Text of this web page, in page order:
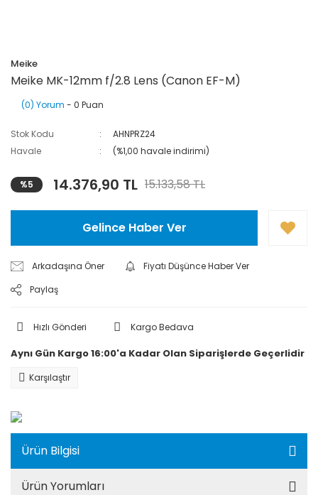
Meike
Meike MK-12mm f/2.8 Lens (Canon EF-M)
(0) Yorum - 0 Puan
Stok Kodu
AHNPRZ24
Havale
(%1,00 havale indirimi)
%5 14.376,90 TL 15.133,58 TL
Gelince Haber Ver
Arkadaşına Öner
Fiyatı Düşünce Haber Ver
Paylaş
Hızlı Gönderi Kargo Bedava
Aynı Gün Kargo 16:00'a Kadar Olan Siparişlerde Geçerlidir
Karşılaştır
Ürün Bilgisi
Ürün Yorumları